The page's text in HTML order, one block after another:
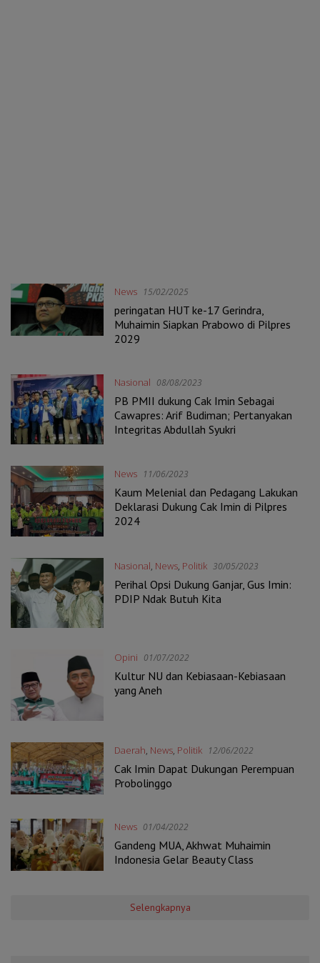
News 15/02/2025
peringatan HUT ke-17 Gerindra,
Muhaimin Siapkan Prabowo di Pilpres
2029
Nasional 08/08/2023
PB PMII dukung Cak Imin Sebagai
Cawapres: Arif Budiman; Pertanyakan
Integritas Abdullah Syukri
News 11/06/2023
Kaum Melenial dan Pedagang Lakukan
Deklarasi Dukung Cak Imin di Pilpres
2024
Nasional News, Politik 30/05/2023
Perihal Opsi Dukung Ganjar, Gus Imin:
PDIP Ndak Butuh Kita
Opini 01/07/2022
Kultur NU dan Kebiasaan-Kebiasaan
yang Aneh
Daerah, News, Politik 12/06/2022
Cak Imin Dapat Dukungan Perempuan
Probolinggo
News 01/04/2022
Gandeng MUA, Akhwat Muhaimin
Indonesia Gelar Beauty Class
Selengkapnya